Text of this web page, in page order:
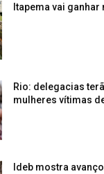
Itapema vai ganhar
Rio: delegacias
mulheres vítimas
Ideb mostra